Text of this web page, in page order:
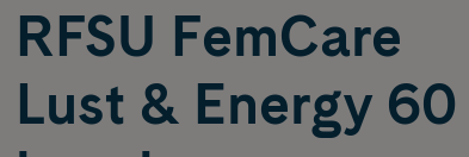
RFSU FemCare
Lust & Energy 60